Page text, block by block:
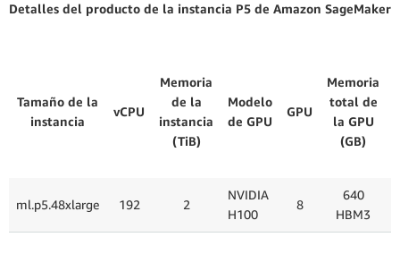
Detalles del producto de la instancia P5 de Amazon SageMaker
Tamaño de la
instancia
vCPU
Memoria
de la
instancia
(TiB)
Modelo
de GPU
GPU
Memoria
total de
la GPU
(GB)
ml.p5.48xlarge 192 2
NVIDIA
H100
8
640
HBM3